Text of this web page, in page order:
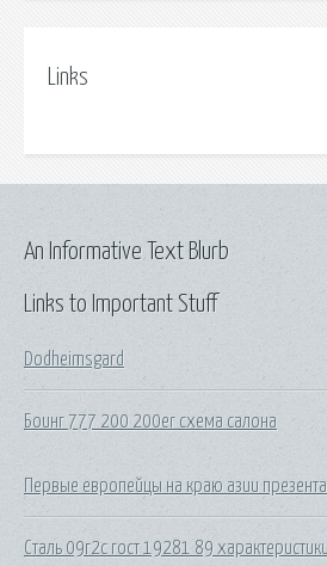
Links
Links to Important Stuff
Dodheimsgard
Боинг 777 200 200er схема салона
Первые европейцы на краю азии
Сталь 09г2с гост 19281 89 характеристики
An Informative Text Blurb